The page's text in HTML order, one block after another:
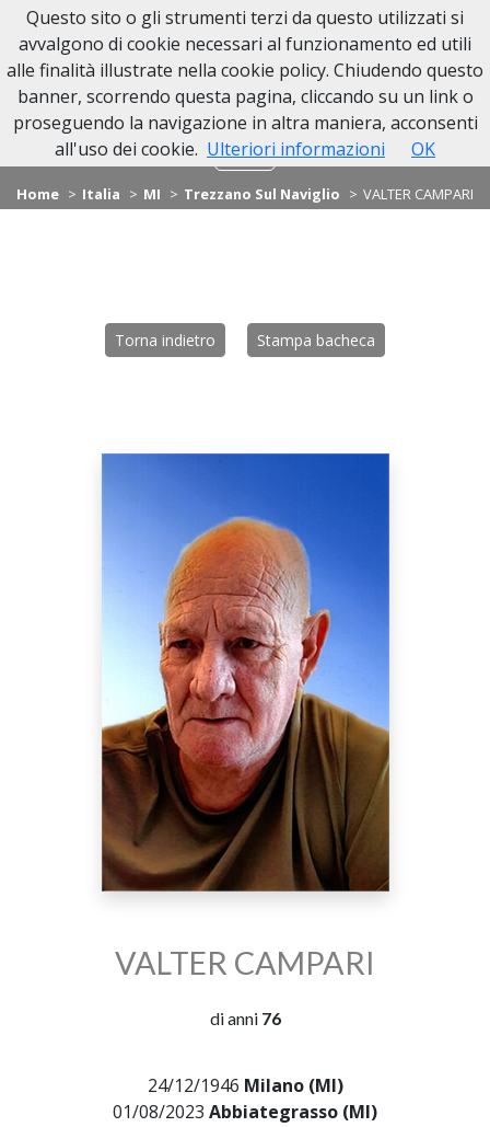
Home Italia MI Trezzano Sul Naviglio VALTER CAMPARI
Torna indietro Stampa bacheca
VALTER CAMPARI
di anni 76
24/12/1946 Milano (MI)
01/08/2023 Abbiategrasso (MI)
Questo sito o gli strumenti terzi da questo utilizzati si
avvalgono di cookie necessari al funzionamento ed utili
alle finalità illustrate nella cookie policy. Chiudendo questo
banner, scorrendo questa pagina, cliccando su un link o
proseguendo la navigazione in altra maniera, acconsenti
all'uso dei cookie. Ulteriori informazioni OK